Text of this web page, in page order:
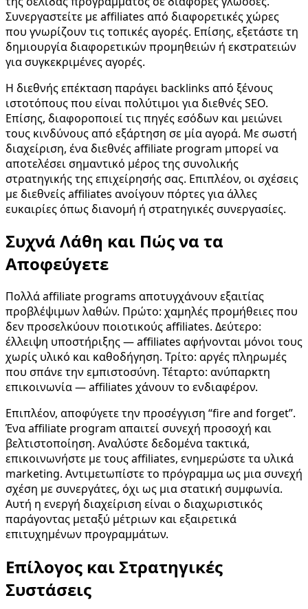
Συνεργαστείτε με affiliates από διαφορετικές χώρες
που γνωρίζουν τις τοπικές αγορές. Επίσης, εξετάστε τη
δημιουργία διαφορετικών προμηθειών ή εκστρατειών
για συγκεκριμένες αγορές.
Η διεθνής επέκταση παράγει backlinks από ξένους
ιστοτόπους που είναι πολύτιμοι για διεθνές SEO.
Επίσης, διαφοροποιεί τις πηγές εσόδων και μειώνει
τους κινδύνους από εξάρτηση σε μία αγορά. Με σωστή
διαχείριση, ένα διεθνές affiliate program μπορεί να
αποτελέσει σημαντικό μέρος της συνολικής
στρατηγικής της επιχείρησής σας. Επιπλέον, οι σχέσεις
με διεθνείς affiliates ανοίγουν πόρτες για άλλες
ευκαιρίες όπως διανομή ή στρατηγικές συνεργασίες.
Συχνά Λάθη και Πώς να τα
Αποφεύγετε
Πολλά affiliate programs αποτυγχάνουν εξαιτίας
προβλέψιμων λαθών. Πρώτο: χαμηλές προμήθειες που
δεν προσελκύουν ποιοτικούς affiliates. Δεύτερο:
έλλειψη υποστήριξης — affiliates αφήνονται μόνοι τους
χωρίς υλικό και καθοδήγηση. Τρίτο: αργές πληρωμές
που σπάνε την εμπιστοσύνη. Τέταρτο: ανύπαρκτη
επικοινωνία — affiliates χάνουν το ενδιαφέρον.
Επιπλέον, αποφύγετε την προσέγγιση “fire and forget”.
Ένα affiliate program απαιτεί συνεχή προσοχή και
βελτιστοποίηση. Αναλύστε δεδομένα τακτικά,
επικοινωνήστε με τους affiliates, ενημερώστε τα υλικά
marketing. Αντιμετωπίστε το πρόγραμμα ως μια συνεχή
σχέση με συνεργάτες, όχι ως μια στατική συμφωνία.
Αυτή η ενεργή διαχείριση είναι ο διαχωριστικός
παράγοντας μεταξύ μέτριων και εξαιρετικά
επιτυχημένων προγραμμάτων.
Επίλογος και Στρατηγικές
Συστάσεις